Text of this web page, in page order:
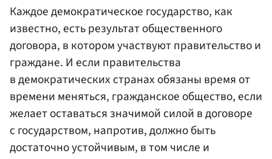
Каждое демократическое государство, как
известно, есть результат общественного
договора, в котором участвуют правительство и
граждане. И если правительства
в демократических странах обязаны время от
времени меняться, гражданское общество, если
желает оставаться значимой силой в договоре
с государством, напротив, должно быть
достаточно устойчивым, в том числе и